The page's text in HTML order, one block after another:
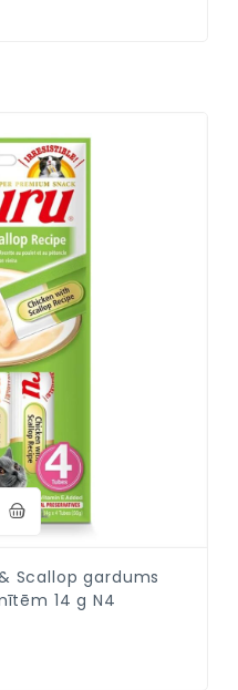
Scallop gardums
14 g N4